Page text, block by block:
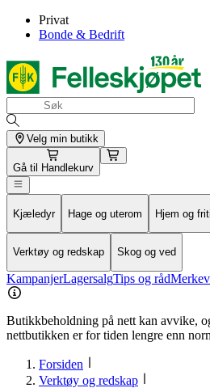
Privat
Bonde & Bedrift
Velg min butikk
Gå til Handlekurv
Kjæledyr Hage og uterom Hjem og
Verktøy og redskap Skog og ved
KampanjerLagersalgTips og råd
Butikkbeholdning på nett kan avvike,
nettbutikken er for tiden lengre enn
Forsiden
Verktøy og redskap